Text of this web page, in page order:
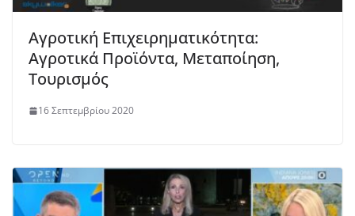
Αγροτική Επιχειρηματικότητα:
Αγροτικά Προϊόντα, Μεταποίηση,
Τουρισμός
16 Σεπτεμβρίου 2020